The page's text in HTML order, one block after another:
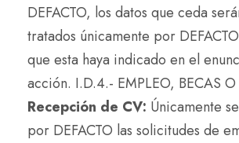
DEFACTO, los datos que ceda
tratados únicamente por
que esta haya indicado en el
acción. I.D.4.- EMPLEO, BECAS O
Recepción de CV: Únicamente
por DEFACTO las solicitudes de